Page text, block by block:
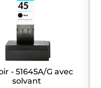
- 51645A/G avec
solvant